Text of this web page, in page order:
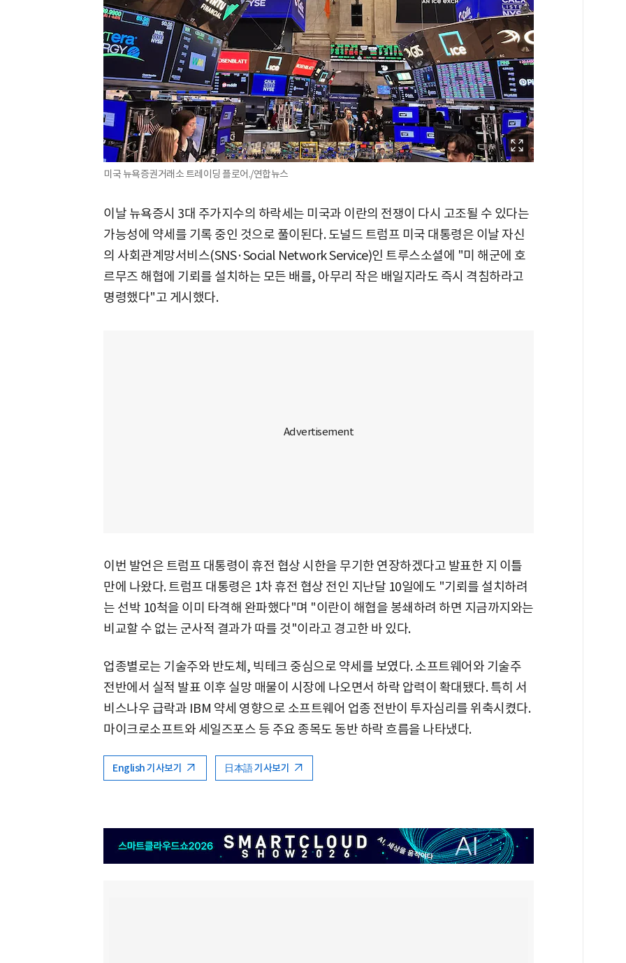
미국 뉴욕증권거래소 트레이딩 플로어./연합뉴스
이날 뉴욕증시 3대 주가지수의 하락세는 미국과 이란의 전쟁이 다시 고조될 수 있다는
가능성에 약세를 기록 중인 것으로 풀이된다. 도널드 트럼프 미국 대통령은 이날 자신
의 사회관계망서비스(SNS·Social Network Service)인 트루스소셜에 "미 해군에 호
르무즈 해협에 기뢰를 설치하는 모든 배를, 아무리 작은 배일지라도 즉시 격침하라고
명령했다"고 게시했다.
이번 발언은 트럼프 대통령이 휴전 협상 시한을 무기한 연장하겠다고 발표한 지 이틀
만에 나왔다. 트럼프 대통령은 1차 휴전 협상 전인 지난달 10일에도 "기뢰를 설치하려
는 선박 10척을 이미 타격해 완파했다"며 "이란이 해협을 봉쇄하려 하면 지금까지와는
비교할 수 없는 군사적 결과가 따를 것"이라고 경고한 바 있다.
업종별로는 기술주와 반도체, 빅테크 중심으로 약세를 보였다. 소프트웨어와 기술주
전반에서 실적 발표 이후 실망 매물이 시장에 나오면서 하락 압력이 확대됐다. 특히 서
비스나우 급락과 IBM 약세 영향으로 소프트웨어 업종 전반이 투자심리를 위축시켰다.
마이크로소프트와 세일즈포스 등 주요 종목도 동반 하락 흐름을 나타냈다.
English 기사보기 日本語 기사보기